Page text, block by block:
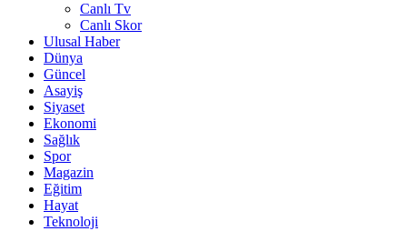
Canlı Tv
Canlı Skor
Ulusal Haber
Dünya
Güncel
Asayiş
Siyaset
Ekonomi
Sağlık
Spor
Magazin
Eğitim
Hayat
Teknoloji